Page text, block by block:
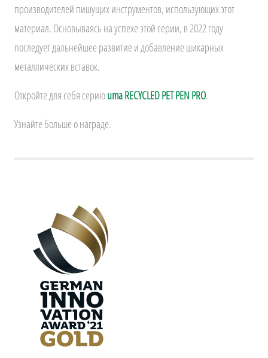
производителей пишущих инструментов, использующих этот
материал. Основываясь на успехе этой серии, в 2022 году
последует дальнейшее развитие и добавление шикарных
металлических вставок.
Откройте для себя сериюuma RECYCLED PET PEN PRO.
Узнайте больше о награде.